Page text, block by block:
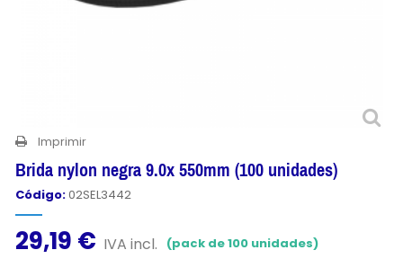
Imprimir
Brida nylon negra 9.0x 550mm (100 unidades)
Código:02SEL3442
29,19 € IVA incl. (pack de 100 unidades)